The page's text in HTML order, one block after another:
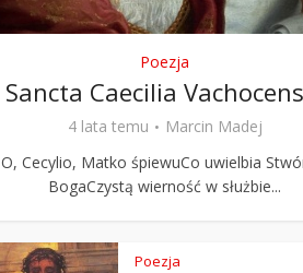
Poezja
Sancta Caecilia
4 lata temu
Marcin Madej
O, Cecylio, Matko śpiewuCo uwielbia
BogaCzystą wierność w służbie...
Poezja